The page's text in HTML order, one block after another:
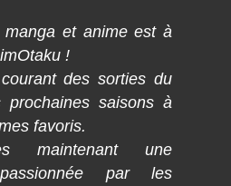
manga et anime est à
!
des sorties du
saisons à
favoris.
maintenant une
par les